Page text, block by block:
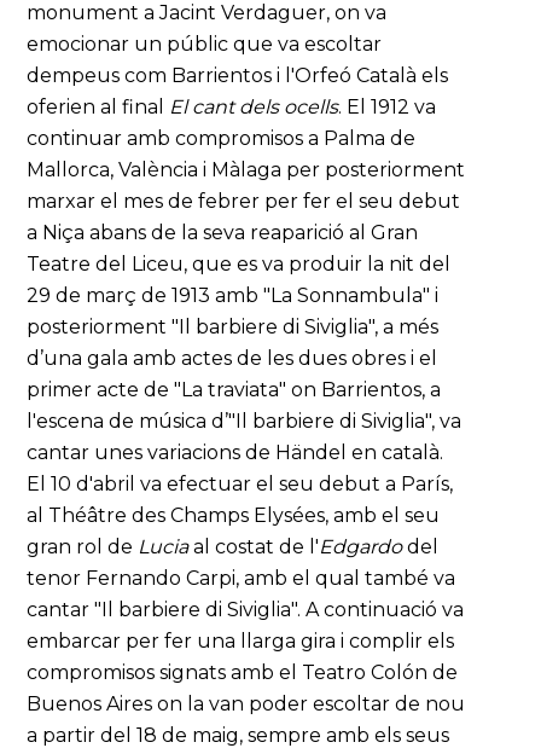
monument a Jacint Verdaguer, on va
emocionar un públic que va escoltar
dempeus com Barrientos i l'Orfeó Català els
oferien al final El cant dels ocells. El 1912 va
continuar amb compromisos a Palma de
Mallorca, València i Màlaga per posteriorment
marxar el mes de febrer per fer el seu debut
a Niça abans de la seva reaparició al Gran
Teatre del Liceu, que es va produir la nit del
29 de març de 1913 amb "La Sonnambula" i
posteriorment "Il barbiere di Siviglia", a més
d’una gala amb actes de les dues obres i el
primer acte de "La traviata" on Barrientos, a
l'escena de música d’"Il barbiere di Siviglia", va
cantar unes variacions de Händel en català.
El 10 d'abril va efectuar el seu debut a París,
al Théâtre des Champs Elysées, amb el seu
gran rol de Luciaal costat de l'Edgardodel
tenor Fernando Carpi, amb el qual també va
cantar "Il barbiere di Siviglia". A continuació va
embarcar per fer una llarga gira i complir els
compromisos signats amb el Teatro Colón de
Buenos Aires on la van poder escoltar de nou
a partir del 18 de maig, sempre amb els seus